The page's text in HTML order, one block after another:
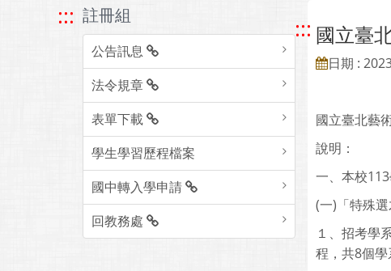
::: 註冊組
公告訊息
法令規章
表單下載
學生學習歷程檔案
國中轉入學申請
回教務處
::: 國立臺
日期 :
國立臺北藝
說明：
一、本校
(一)「特殊選
１、招考學
程，共8個學